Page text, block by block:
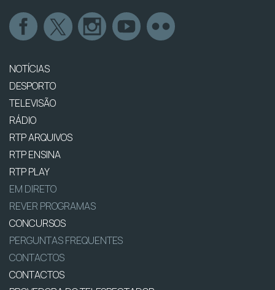
NOTÍCIAS
DESPORTO
TELEVISÃO
RÁDIO
RTP ARQUIVOS
RTP ENSINA
RTP PLAY
EM DIRETO
REVER PROGRAMAS
CONCURSOS
PERGUNTAS FREQUENTES
CONTACTOS
CONTACTOS